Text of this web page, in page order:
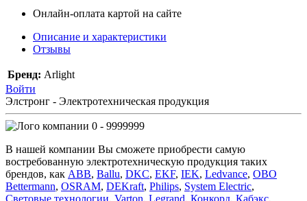
Онлайн-оплата картой на сайте
Описание и характеристики
Отзывы
Бренд: Arlight
Войти
Элстронг - Электротехническая продукция
0 - 9999999
В нашей компании Вы сможете приобрести самую
востребованную электротехническую продукция таких
брендов, как ABB, Ballu, DKC, EKF, IEK, Ledvance, OBO
Bettermann, OSRAM, DEKraft, Philips, System Electric,
Световые технологии, Varton, Legrand, Конкорд, Кабэкс,